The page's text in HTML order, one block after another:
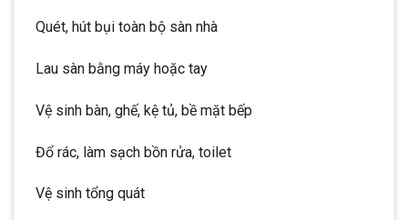
Quét, hút bụi toàn bộ sàn nhà
Lau sàn bằng máy hoặc tay
Vệ sinh bàn, ghế, kệ tủ, bề mặt bếp
Đổ rác, làm sạch bồn rửa, toilet
Vệ sinh tổng quát